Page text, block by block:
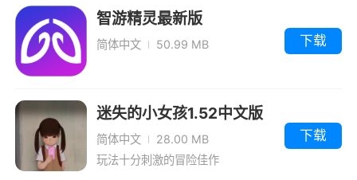
酷类游戏，操控你的角色开始无尽的奔跑，欣赏
沿途风景的同时，别忘了及时收集金币，全新的
版本加入了布宜诺斯艾利斯场景，独特而有趣的
在各种不同的地图场景中，尽情的奔跑，享受无
尽的乐趣。
2、jia：地铁跑酷是一款极其考验玩家操作
汉化版
智游精灵最新版
简体中文 50.99 MB 下载
迷失的小女孩1.52中文版
简体中文
28.00 MB
玩法十分刺激的冒险佳作
下载